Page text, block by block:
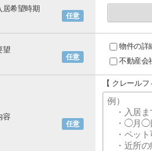
任意
居希望時期
任意
望 物件の詳
不動産会
任意
容
【 クレール